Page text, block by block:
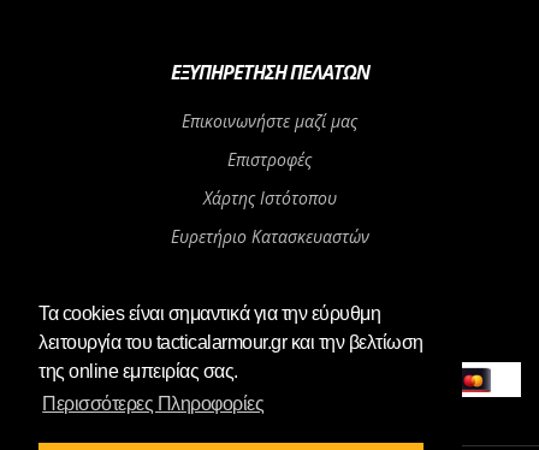
OK
Αγαπητοί μας πελάτες, το φυσικό μας
κατάστημα θα παραμείνει κλειστό από
06/08/2026 μέχρι και 24/08/2026. Οι παραγγελίες του e-shop θα
αποστέλλονται με καθυστέρηση.
Καλό Καλοκαίρι!
Τα cookies είναι σημαντικά για την εύρυθμη
λειτουργία του tacticalarmour.gr και την βελτίωση
της online εμπειρίας σας.
Περισσότερες Πληροφορίες
ΕΞΥΠΗΡΈΤΗΣΗ ΠΕΛΑΤΏΝ
Επικοινωνήστε μαζί μας
Επιστροφές
Χάρτης Ιστότοπου
Ευρετήριο Κατασκευαστών